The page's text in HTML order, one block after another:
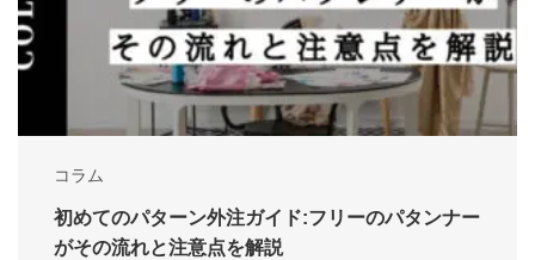
コラム
初めてのパターン外注ガイド:フリーのパタンナー
がその流れと注意点を解説